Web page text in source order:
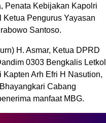
Penata Kebijakan Kapolri
Ketua Pengurus Yayasan
Santoso.
H. Asmar, Ketua DPRD
0303 Bengkalis Letkol
Kapten Arh Efri H Nasution,
Cabang
manfaat MBG.